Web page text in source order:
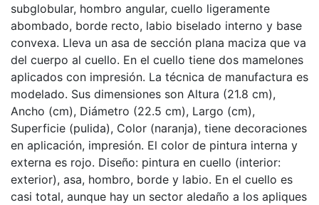
subglobular, hombro angular, cuello ligeramente
abombado, borde recto, labio biselado interno y base
convexa. Lleva un asa de sección plana maciza que va
del cuerpo al cuello. En el cuello tiene dos mamelones
aplicados con impresión. La técnica de manufactura es
modelado. Sus dimensiones son Altura (21.8 cm),
Ancho (cm), Diámetro (22.5 cm), Largo (cm),
Superficie (pulida), Color (naranja), tiene decoraciones
en aplicación, impresión. El color de pintura interna y
externa es rojo. Diseño: pintura en cuello (interior:
exterior), asa, hombro, borde y labio. En el cuello es
casi total, aunque hay un sector aledaño a los apliques